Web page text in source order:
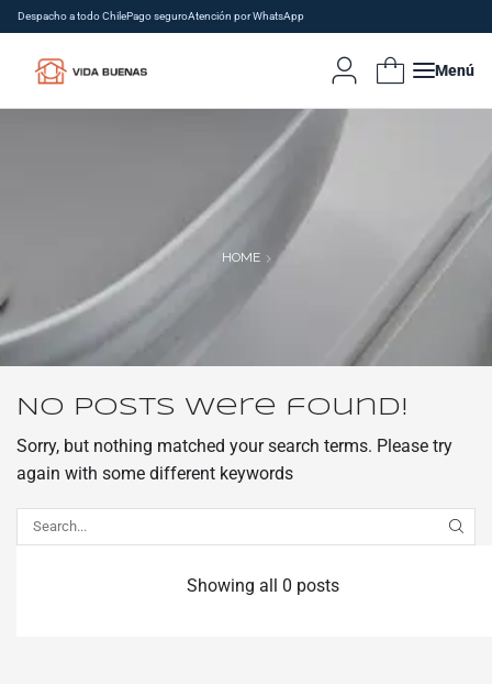
Despacho a todo ChilePago seguroAtención por WhatsApp
Menú
HOME
No posts were found!
Sorry, but nothing matched your search terms. Please try
again with some different keywords
Showing all 0 posts